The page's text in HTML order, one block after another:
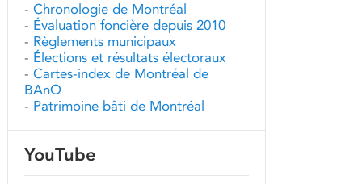
- Chronologie de Montréal
- Évaluation foncière depuis 2010
- Règlements municipaux
- Élections et résultats électoraux
- Cartes-index de Montréal de
BAnQ
- Patrimoine bâti de Montréal
YouTube